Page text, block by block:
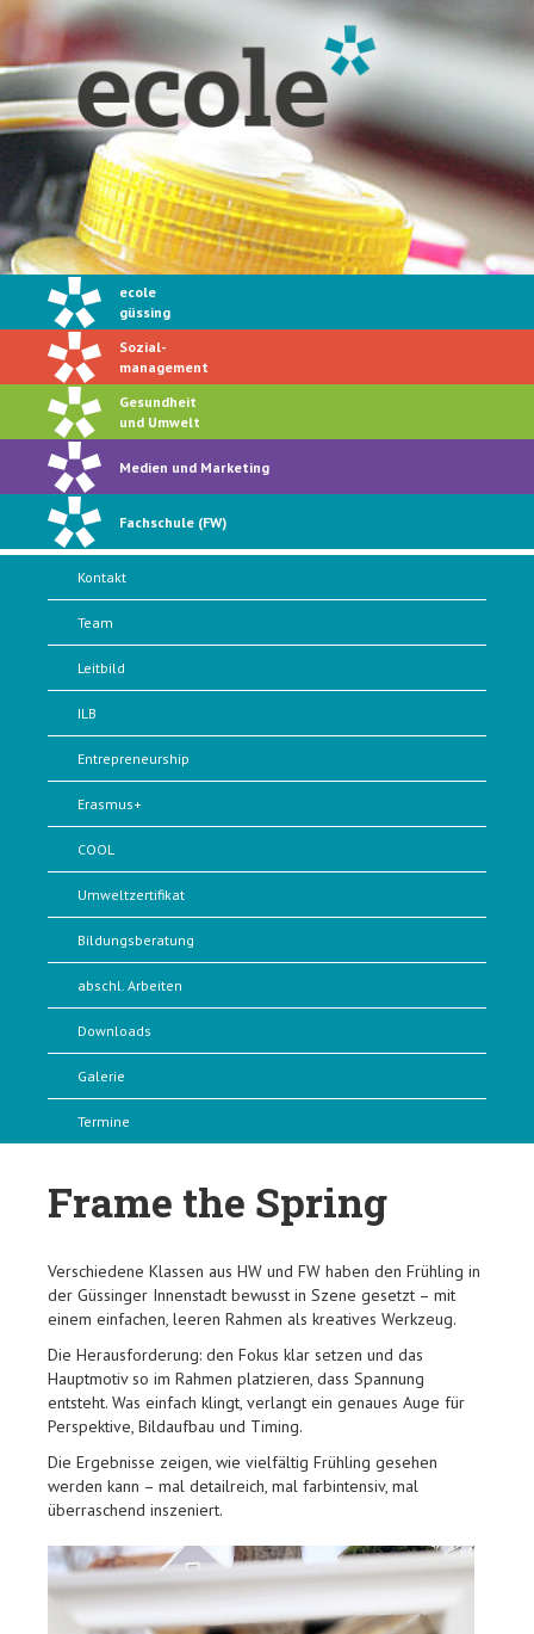
ecole
güssing
Sozial-
management
Gesundheit
und Umwelt
Medien und Marketing
Fachschule (FW)
Kontakt
Team
Leitbild
ILB
Entrepreneurship
Erasmus+
COOL
Umweltzertifikat
Bildungsberatung
abschl. Arbeiten
Downloads
Galerie
Termine
Frame the Spring
Verschiedene Klassen aus HW und FW haben den Frühling in
der Güssinger Innenstadt bewusst in Szene gesetzt – mit
einem einfachen, leeren Rahmen als kreatives Werkzeug.
Die Herausforderung: den Fokus klar setzen und das
Hauptmotiv so im Rahmen platzieren, dass Spannung
entsteht. Was einfach klingt, verlangt ein genaues Auge für
Perspektive, Bildaufbau und Timing.
Die Ergebnisse zeigen, wie vielfältig Frühling gesehen
werden kann – mal detailreich, mal farbintensiv, mal
überraschend inszeniert.